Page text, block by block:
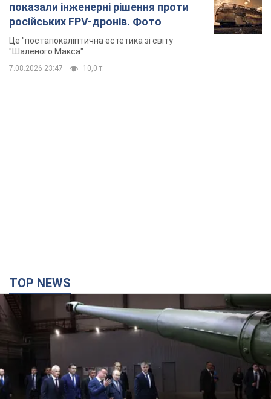
показали інженерні рішення проти
російських FPV-дронів. Фото
Це "постапокаліптична естетика зі світу
"Шаленого Макса"
7.08.2026 23:47 10,0 т.
TOP NEWS